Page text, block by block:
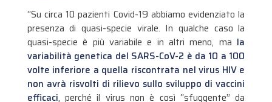
“Su circa 10 pazienti Covid-19 abbiamo evidenziato la
presenza di quasi-specie virale. In qualche caso la
quasi-specie è più variabile e in altri meno, ma la
variabilità genetica del SARS-CoV-2 è da 10 a 100
volte inferiore a quella riscontrata nel virus HIV e
non avrà risvolti di rilievo sullo sviluppo di vaccini
efficaci, perché il virus non è così “sfuggente” da